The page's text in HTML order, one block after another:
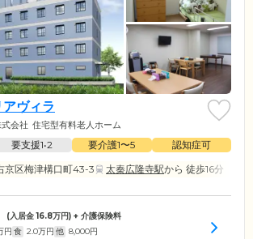
ヴィラ
会社 住宅型有料老人ホーム
要支援1•2 要介護1〜5
認知症可
京区梅津構口町43-3
太秦広隆寺駅から 徒歩16分
(入居金16.8万円) + 介護保険料
円 食 2.0万円 他 8,000円